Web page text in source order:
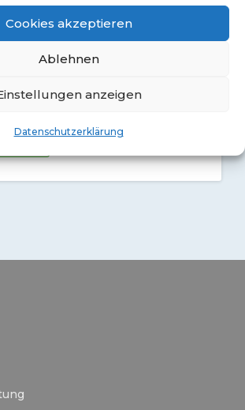
Cookies akzeptieren
Ablehnen
anzeigen
Datenschutzerklärung